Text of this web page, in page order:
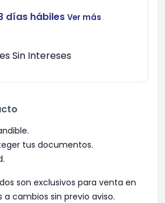
días hábiles Ver más
Sin Intereses
tus documentos.
son exclusivos para venta en
cambios sin previo aviso.